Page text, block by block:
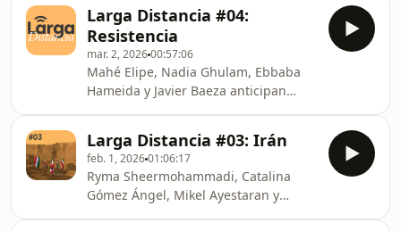
reportero y cofundador de 5W, Xavier
Al
Beirut Marta Maroto; el investigador
de Cidob y experto en Oriente Medio
Moussa Bourekba; el periodista Mikel
Ayestaran, desde Beirut; el
coordinador de MSF en Gaza, Aitor
Zabalgogeazkoa, y el director de 5W,
Agus Morales, reflexionan sobre una
guerra que puede tener
Larga Distancia #04:
Resistencia
mar. 2, 202600:57:06
Mahé Elipe, Nadia Ghulam, Ebbaba
Hameida y Javier Baeza anticipan
5W.
Larga Distancia #03: Irán
feb. 1, 202601:06:17
Ryma Sheermohammadi, Catalina
Gómez Ángel, Mikel Ayestaran y